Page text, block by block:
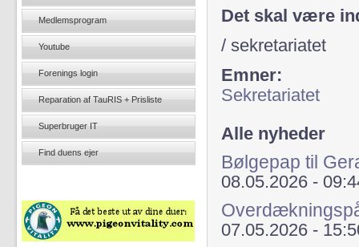
Det skal være
/ sekretariatet
Emner:
Sekretariatet
Alle nyheder
Bølgepap til
08.05.2026 -
07.05.2026 -
Medlemsprogram
Youtube
Forenings login
Reparation af TauRIS + Prisliste
Superbruger IT
Find duens ejer